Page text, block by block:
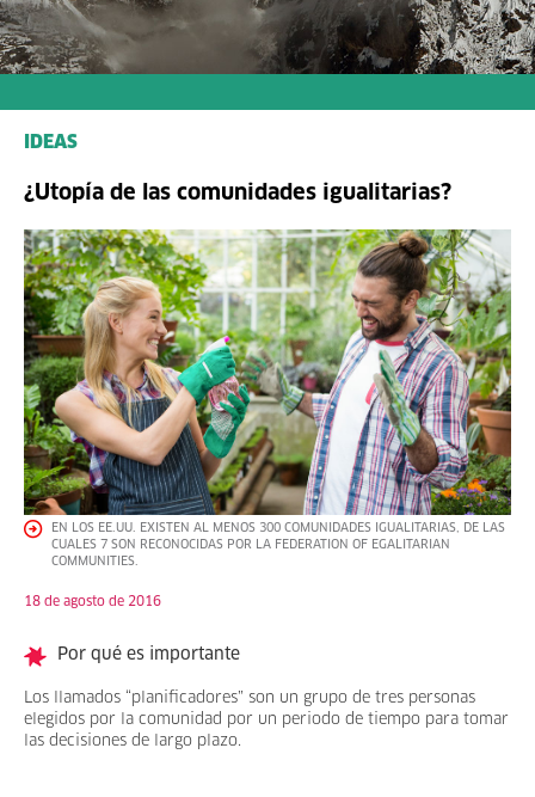
IDEAS
¿Utopía de las comunidades igualitarias?
EN LOS EE.UU. EXISTEN AL MENOS 300 COMUNIDADES IGUALITARIAS, DE LAS
CUALES 7 SON RECONOCIDAS POR LA FEDERATION OF EGALITARIAN
COMMUNITIES.
18 de agosto de 2016
Por qué es importante
Los llamados “planificadores” son un grupo de tres personas
elegidos por la comunidad por un periodo de tiempo para tomar
las decisiones de largo plazo.